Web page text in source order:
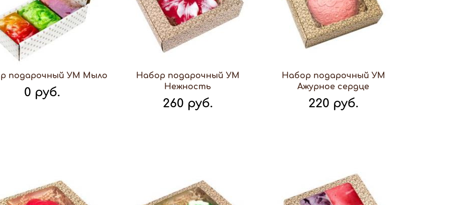
подарочный УМ Мыло
0 руб.
Набор подарочный УМ
Нежность
260 руб.
Набор подарочный УМ
Ажурное сердце
220 руб.